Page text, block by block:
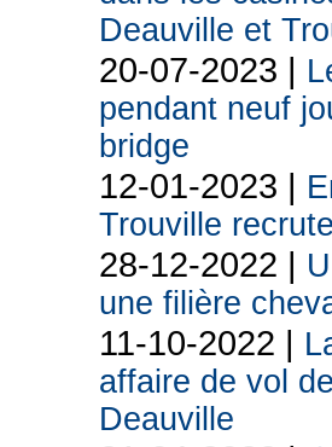
Deauville et
20-07-2023 |
pendant neuf
bridge
12-01-2023 |
Trouville
28-12-2022 |
une filière
11-10-2022 |
affaire de vol
Deauville